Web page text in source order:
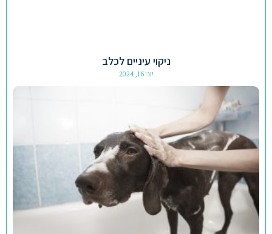
ניקוי עיניים לכלב
יוני 16, 2024